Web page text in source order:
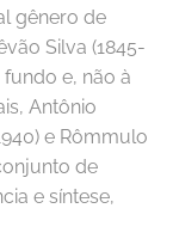
gênero de
Silva (1845-
fundo e, não à
Antônio
e Rômmulo
de
e síntese,